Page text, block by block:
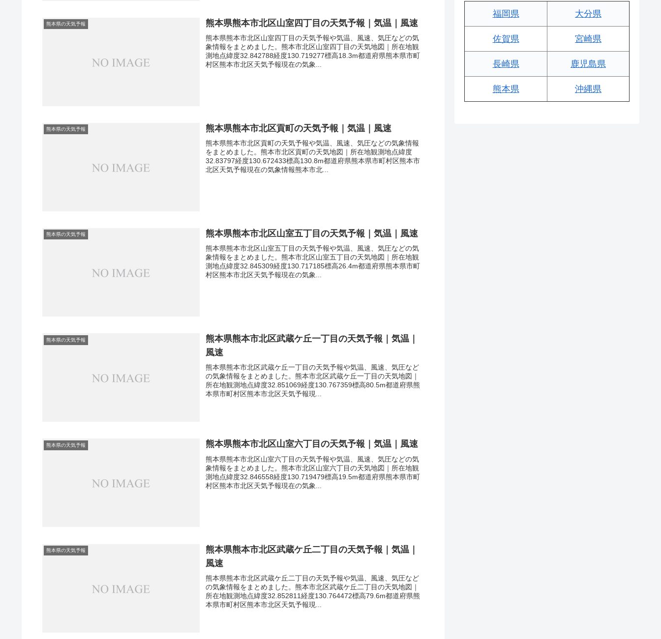
熊本県の天気予報 熊本県熊本市北区山室四丁目の天気予報｜気温｜風速
熊本県熊本市北区山室四丁目の天気予報や気温、風速、気圧などの気
象情報をまとめました。熊本市北区山室四丁目の天気地図｜所在地観
測地点緯度32.842788経度130.719277標高18.3m都道府県熊本県市町
村区熊本市北区天気予報現在の気象...
熊本県の天気予報 熊本県熊本市北区貢町の天気予報｜気温｜風速
熊本県熊本市北区貢町の天気予報や気温、風速、気圧などの気象情報
をまとめました。熊本市北区貢町の天気地図｜所在地観測地点緯度
32.83797経度130.672433標高130.8m都道府県熊本県市町村区熊本市
北区天気予報現在の気象情報熊本市北...
熊本県の天気予報 熊本県熊本市北区山室五丁目の天気予報｜気温｜風速
熊本県熊本市北区山室五丁目の天気予報や気温、風速、気圧などの気
象情報をまとめました。熊本市北区山室五丁目の天気地図｜所在地観
測地点緯度32.845309経度130.717185標高26.4m都道府県熊本県市町
村区熊本市北区天気予報現在の気象...
熊本県の天気予報
熊本県熊本市北区武蔵ケ丘一丁目の天気予報｜気温｜
風速
熊本県熊本市北区武蔵ケ丘一丁目の天気予報や気温、風速、気圧など
の気象情報をまとめました。熊本市北区武蔵ケ丘一丁目の天気地図｜
所在地観測地点緯度32.851069経度130.767359標高80.5m都道府県熊
本県市町村区熊本市北区天気予報現...
熊本県の天気予報 熊本県熊本市北区山室六丁目の天気予報｜気温｜風速
熊本県熊本市北区山室六丁目の天気予報や気温、風速、気圧などの気
象情報をまとめました。熊本市北区山室六丁目の天気地図｜所在地観
測地点緯度32.846558経度130.719479標高19.5m都道府県熊本県市町
村区熊本市北区天気予報現在の気象...
熊本県の天気予報
熊本県熊本市北区武蔵ケ丘二丁目の天気予報｜気温｜
風速
熊本県熊本市北区武蔵ケ丘二丁目の天気予報や気温、風速、気圧など
の気象情報をまとめました。熊本市北区武蔵ケ丘二丁目の天気地図｜
所在地観測地点緯度32.852811経度130.764472標高79.6m都道府県熊
本県市町村区熊本市北区天気予報現...
福岡県 大分県
佐賀県 宮崎県
長崎県 鹿児島県
熊本県 沖縄県